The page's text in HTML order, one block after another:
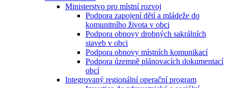
Ministerstvo pro místní rozvoj
Podpora zapojení dětí a mládeže do
komunitního života v obci
Podpora obnovy drobných sakrálních
staveb v obci
Podpora obnovy místních komunikací
Podpora územně plánovacích dokumentací
obcí
Integrovaný regionální operační program